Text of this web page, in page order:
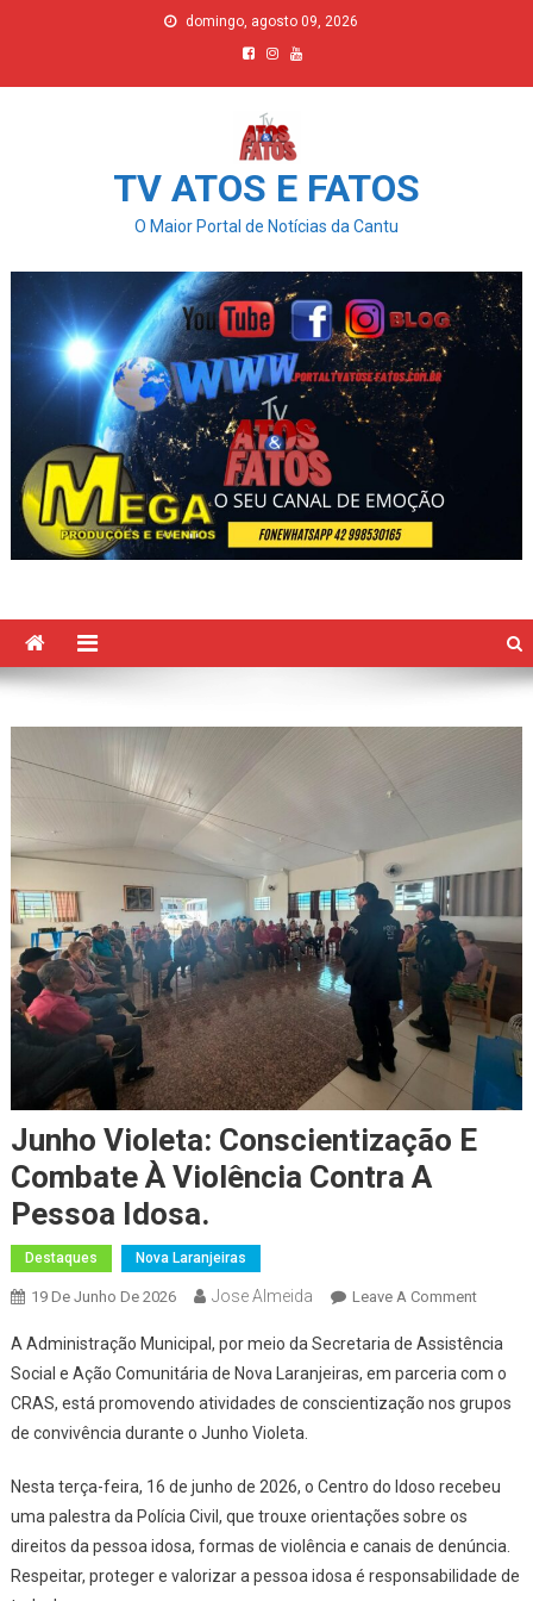
domingo, agosto 09, 2026
TV ATOS E FATOS
O Maior Portal de Notícias da Cantu
Junho Violeta: Conscientização E
Combate À Violência Contra A
Pessoa Idosa.
Destaques Nova Laranjeiras
19 De Junho De 2026 Jose Almeida Leave A CommentOn
Violeta:
E
A
Pessoa
A Administração Municipal, por meio da Secretaria de Assistência
Social e Ação Comunitária de Nova Laranjeiras, em parceria com o
CRAS, está promovendo atividades de conscientização nos grupos
de convivência durante o Junho Violeta.
Nesta terça-feira, 16 de junho de 2026, o Centro do Idoso recebeu
uma palestra da Polícia Civil, que trouxe orientações sobre os
direitos da pessoa idosa, formas de violência e canais de denúncia.
Respeitar, proteger e valorizar a pessoa idosa é responsabilidade de